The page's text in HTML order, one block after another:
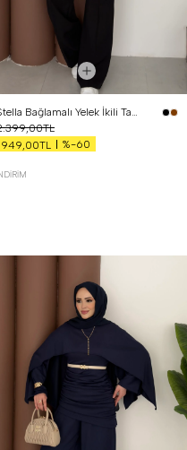
Stella Bağlamalı Yelek İkili Takım Siyah
949,00TL
%-60